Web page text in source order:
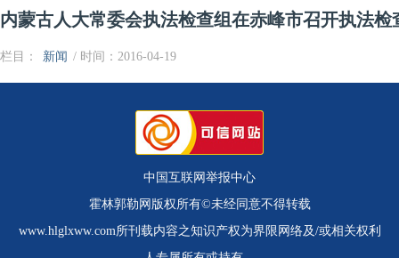
内蒙古人大常委会执法检查组在赤峰市召开执法检
栏目： 新闻 / 时间：2016-04-19
中国互联网举报中心
霍林郭勒网版权所有©未经同意不得转载
www.hlglxww.com所刊载内容之知识产权为界限网络及/或相关权利